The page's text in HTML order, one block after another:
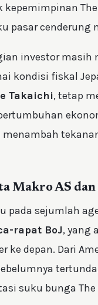
kepemimpinan
pasar cenderung
investor
kondisi fiskal
Takaichi, tetap
menambah
Makro AS
pada sejumlah
rapat BoJ, yang
ke depan. Dari
suku bunga The